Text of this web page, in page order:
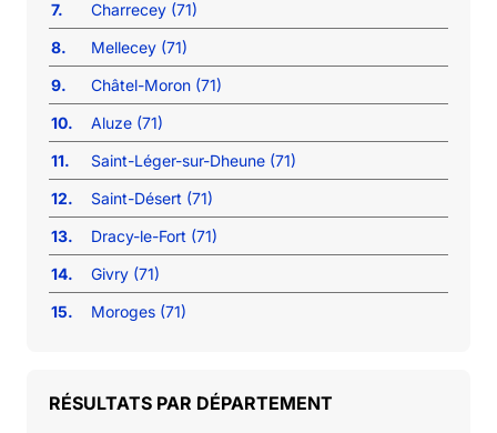
7.
Charrecey (71)
8.
Mellecey (71)
9.
Châtel-Moron (71)
10.
Aluze (71)
11.
Saint-Léger-sur-Dheune (71)
12.
Saint-Désert (71)
13.
Dracy-le-Fort (71)
14.
Givry (71)
15.
Moroges (71)
RÉSULTATS PAR DÉPARTEMENT